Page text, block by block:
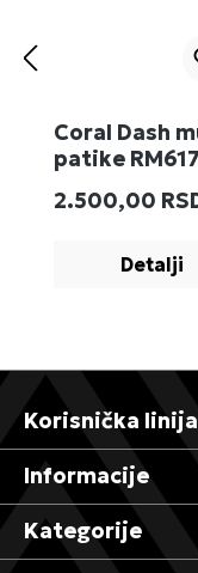
Coral Dash
patike RM617
Redovna
2.500,00
Detalji
Korisnička linija
Informacije
Kategorije